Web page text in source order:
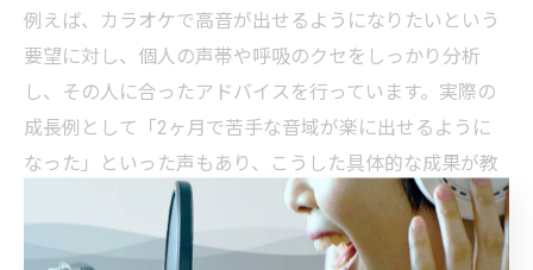
例えば、カラオケで高音が出せるようになりたいという
要望に対し、個人の声帯や呼吸のクセをしっかり分析
し、その人に合ったアドバイスを行っています。実際の
成長例として「2ヶ月で苦手な音域が楽に出せるように
なった」といった声もあり、こうした具体的な成果が教
室選びのヒントになります。
口コミや体験談は、単なる満足度だけでなく、どのよう